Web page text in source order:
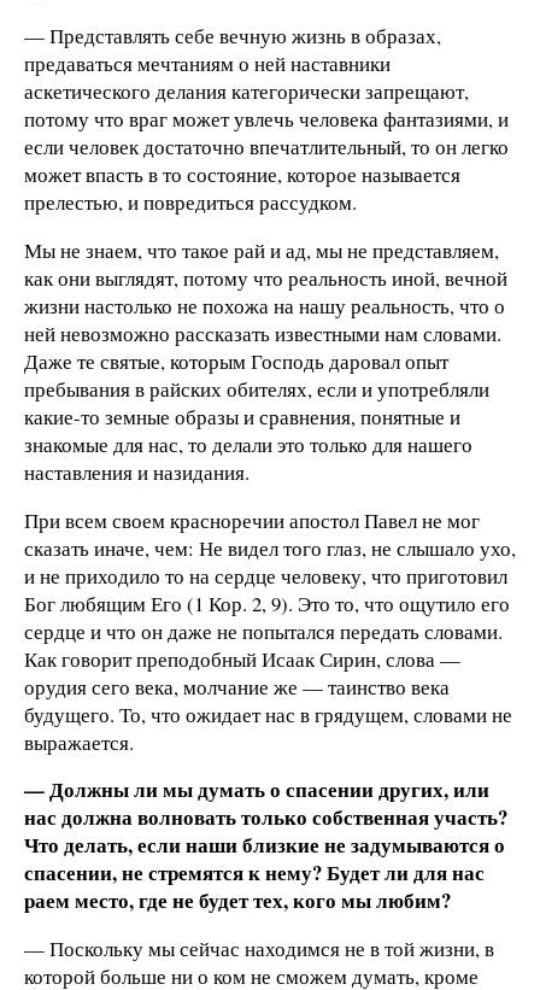
— Представлять себе вечную жизнь в образах,
предаваться мечтаниям о ней наставники
аскетического делания категорически запрещают,
потому что враг может увлечь человека фантазиями, и
если человек достаточно впечатлительный, то он легко
может впасть в то состояние, которое называется
прелестью, и повредиться рассудком.
Мы не знаем, что такое рай и ад, мы не представляем,
как они выглядят, потому что реальность иной, вечной
жизни настолько не похожа на нашу реальность, что о
ней невозможно рассказать известными нам словами.
Даже те святые, которым Господь даровал опыт
пребывания в райских обителях, если и употребляли
какие-то земные образы и сравнения, понятные и
знакомые для нас, то делали это только для нашего
наставления и назидания.
При всем своем красноречии апостол Павел не мог
сказать иначе, чем: Не видел того глаз, не слышало ухо,
и не приходило то на сердце человеку, что приготовил
Бог любящим Его (1 Кор. 2, 9). Это то, что ощутило его
сердце и что он даже не попытался передать словами.
Как говорит преподобный Исаак Сирин, слова —
орудия сего века, молчание же — таинство века
будущего. То, что ожидает нас в грядущем, словами не
выражается.
— Должны ли мы думать о спасении других, или
нас должна волновать только собственная участь?
Что делать, если наши близкие не задумываются о
спасении, не стремятся к нему? Будет ли для нас
раем место, где не будет тех, кого мы любим?
— Поскольку мы сейчас находимся не в той жизни, в
которой больше ни о ком не сможем думать, кроме